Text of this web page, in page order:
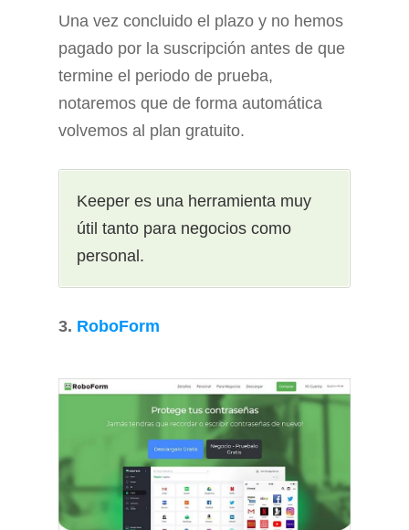
Una vez concluido el plazo y no hemos
pagado por la suscripción antes de que
termine el periodo de prueba,
notaremos que de forma automática
volvemos al plan gratuito.
Keeper es una herramienta muy
útil tanto para negocios como
personal.
3. RoboForm